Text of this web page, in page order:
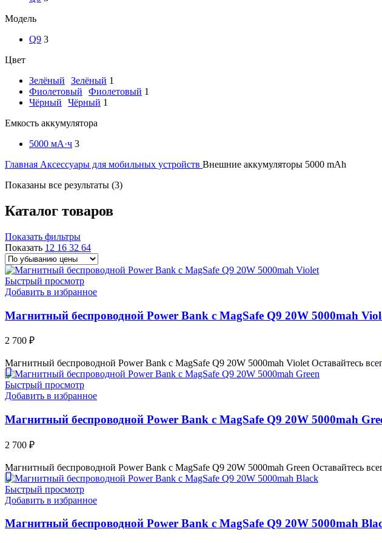
Модель
Q9 3
Цвет
Зелёный
Зелёный 1
Фиолетовый
Фиолетовый 1
Чёрный
Чёрный 1
Емкость аккумулятора
5000 мА·ч 3
Главная Аксессуары для мобильных устройств Внешние аккумуляторы 5000 mAh
Показаны все результаты (3)Цены:
Каталог товаров
Показать фильтры
Показать 12 16 32 64
Быстрый просмотр
Добавить в избранное
Магнитный беспроводной Power Bank с MagSafe Q9 20W 5000mah
2 700 ₽
Магнитный беспроводной Power Bank с MagSafe Q9 20W 5000mah Violet Оставайтесь
Быстрый просмотр
Добавить в избранное
Магнитный беспроводной Power Bank с MagSafe Q9 20W 5000mah
2 700 ₽
Магнитный беспроводной Power Bank с MagSafe Q9 20W 5000mah Green Оставайтесь
Быстрый просмотр
Добавить в избранное
Магнитный беспроводной Power Bank с MagSafe Q9 20W 5000mah